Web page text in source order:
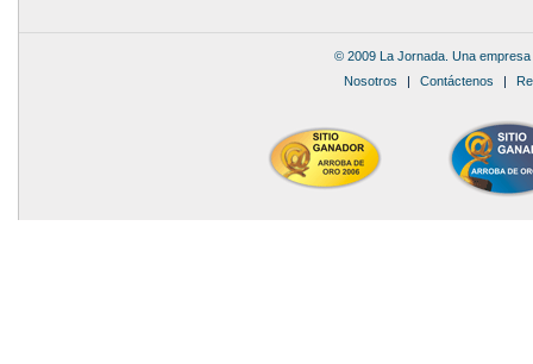
© 2009 La Jornada. Una
Nosotros | Contáctenos |